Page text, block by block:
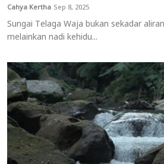
Usadha
Indonesia
Cahya Kertha Sep 8, 2025
Sungai Telaga Waja bukan sekadar
melainkan nadi kehidu...